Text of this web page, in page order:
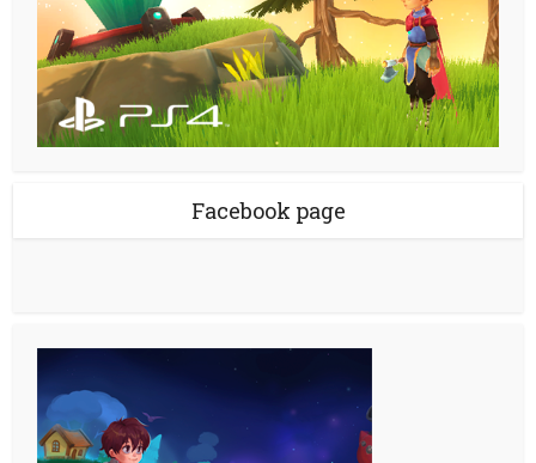
Facebook page